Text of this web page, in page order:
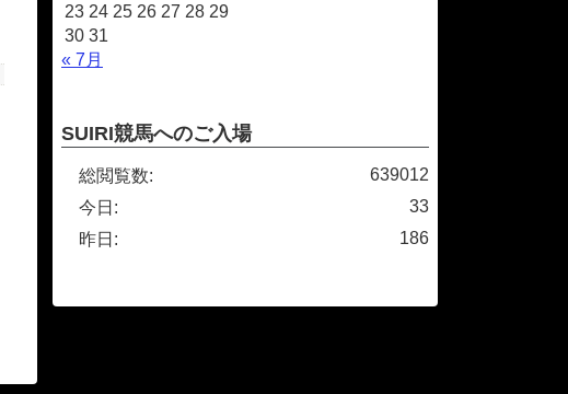
23 24 25 26 27 28 29
30 31
« 7月
SUIRI競馬へのご入場
639012
総閲覧数:
33
今日:
186
昨日: